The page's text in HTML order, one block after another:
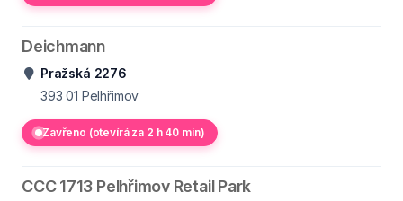
Deichmann
Pražská 2276
393 01 Pelhřimov
Zavřeno (otevírá za 2 h 40 min)
CCC 1713 Pelhřimov Retail Park